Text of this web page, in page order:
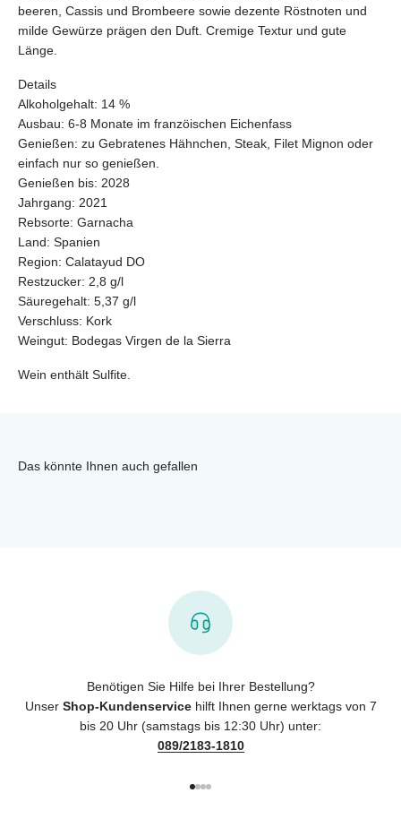
beeren, Cassis und Brombeere sowie dezente Röstnoten und
milde Gewürze prägen den Duft. Cremige Textur und gute
Länge.
Details
Alkoholgehalt: 14 %
Ausbau: 6-8 Monate im franzöischen Eichenfass
Genießen: zu Gebratenes Hähnchen, Steak, Filet Mignon oder
einfach nur so genießen.
Genießen bis: 2028
Jahrgang: 2021
Rebsorte: Garnacha
Land: Spanien
Region: Calatayud DO
Restzucker: 2,8 g/l
Säuregehalt: 5,37 g/l
Verschluss: Kork
Weingut: Bodegas Virgen de la Sierra
Wein enthält Sulfite.
Das könnte Ihnen auch gefallen
Benötigen Sie Hilfe bei Ihrer Bestellung?
Unser Shop-Kundenservicehilft Ihnen gerne werktags von 7
bis 20 Uhr (samstags bis 12:30 Uhr) unter:
089/2183-1810